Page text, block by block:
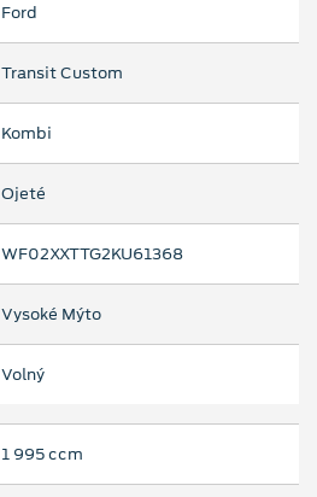
Ford
Transit Custom
Kombi
Ojeté
WF02XXTTG2KU61368
Vysoké Mýto
Volný
1 995 ccm